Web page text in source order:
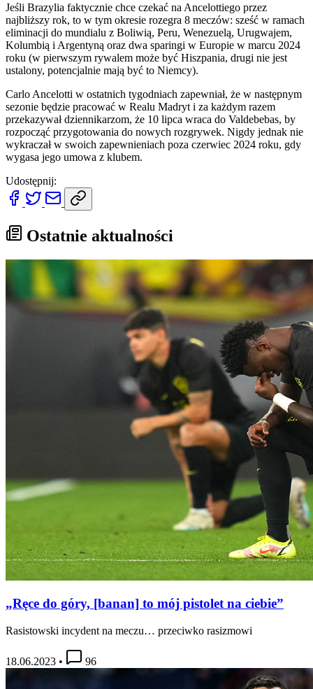
Jeśli Brazylia faktycznie chce czekać na Ancelottiego przez
najbliższy rok, to w tym okresie rozegra 8 meczów: sześć w ramach
eliminacji do mundialu z Boliwią, Peru, Wenezuelą, Urugwajem,
Kolumbią i Argentyną oraz dwa sparingi w Europie w marcu 2024
roku (w pierwszym rywalem może być Hiszpania, drugi nie jest
ustalony, potencjalnie mają być to Niemcy).
Carlo Ancelotti w ostatnich tygodniach zapewniał, że w następnym
sezonie będzie pracować w Realu Madryt i za każdym razem
przekazywał dziennikarzom, że 10 lipca wraca do Valdebebas, by
rozpocząć przygotowania do nowych rozgrywek. Nigdy jednak nie
wykraczał w swoich zapewnieniach poza czerwiec 2024 roku, gdy
wygasa jego umowa z klubem.
Udostępnij:
Ostatnie aktualności
„Ręce do góry, [banan] to mój pistolet na ciebie”
Rasistowski incydent na meczu… przeciwko rasizmowi
18.06.2023 • 96